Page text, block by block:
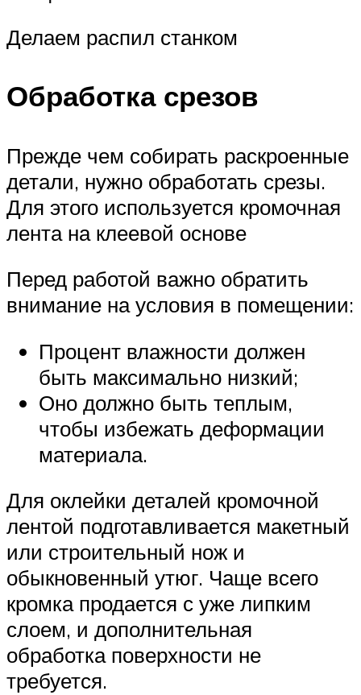
Делаем распил станком
Обработка срезов
Прежде чем собирать раскроенные
детали, нужно обработать срезы.
Для этого используется кромочная
лента на клеевой основе
Перед работой важно обратить
внимание на условия в помещении:
Процент влажности должен
быть максимально низкий;
Оно должно быть теплым,
чтобы избежать деформации
материала.
Для оклейки деталей кромочной
лентой подготавливается макетный
или строительный нож и
обыкновенный утюг. Чаще всего
кромка продается с уже липким
слоем, и дополнительная
обработка поверхности не
требуется.